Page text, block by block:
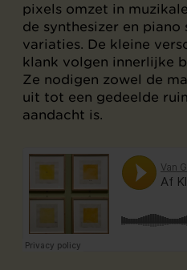
pixels omzet in
de synthesizer en
variaties. De kleine
klank volgen innerlijke
Ze nodigen zowel de
uit tot een gedeelde
aandacht is.